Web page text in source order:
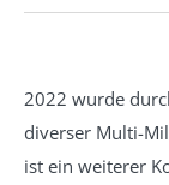
2022 wurde
diverser Multi-
ist ein weiterer